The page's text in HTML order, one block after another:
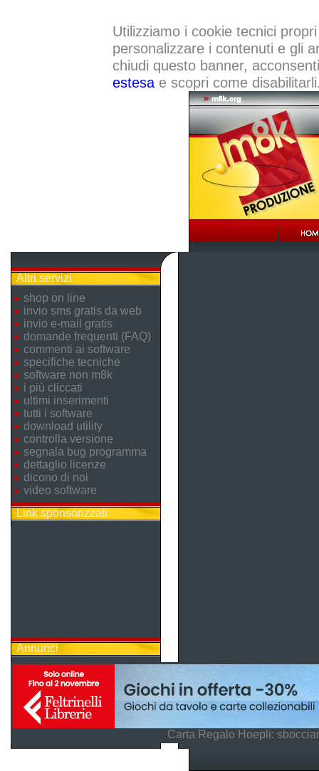
Utilizziamo i cookie tecnici
personalizzare i contenuti e gli
chiudi questo banner,
estesae scopri come
Altri servizi
shop on line
invio sms gratis da web
invio e-mail gratis
domande frequenti (FAQ)
commenti ai software
specifiche tecniche
software non m8k
i più cliccati
ultimi inserimenti
tutti i software
download utility
controlla versione
segnala bug programma
dettaglio licenze
dicono di noi
video software
Link sponsorizzati
Annunci
Carta Regalo Hoepli: